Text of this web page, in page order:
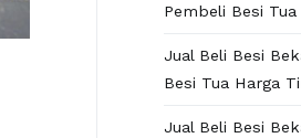
Pembeli Besi
Jual Beli Besi
Besi Tua Harga
Jual Beli Besi